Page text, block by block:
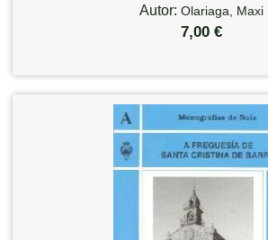
Autor: Olariaga, Maxi
7,00 €